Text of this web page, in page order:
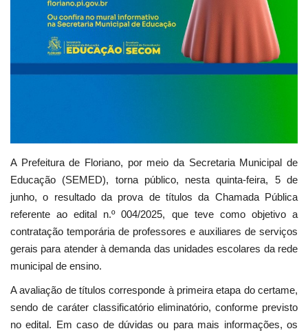
A Prefeitura de Floriano, por meio da Secretaria Municipal de
Educação (SEMED), torna público, nesta quinta-feira, 5 de
junho, o resultado da prova de títulos da Chamada Pública
referente ao edital n.º 004/2025, que teve como objetivo a
contratação temporária de professores e auxiliares de serviços
gerais para atender à demanda das unidades escolares da rede
municipal de ensino.
A avaliação de títulos corresponde à primeira etapa do certame,
sendo de caráter classificatório eliminatório, conforme previsto
no edital. Em caso de dúvidas ou para mais informações, os